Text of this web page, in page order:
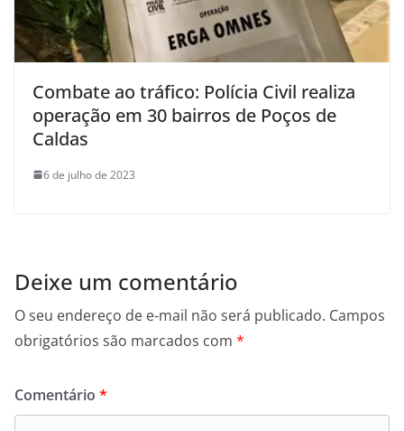
Combate ao tráfico: Polícia Civil realiza
operação em 30 bairros de Poços de
Caldas
6 de julho de 2023
Deixe um comentário
O seu endereço de e-mail não será publicado. Campos
obrigatórios são marcados com *
Comentário *